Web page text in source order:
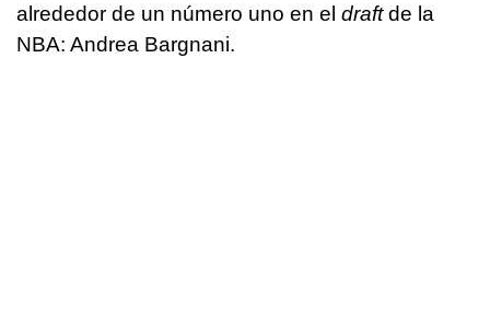
alrededor de un número uno en el draftde la
NBA: Andrea Bargnani.